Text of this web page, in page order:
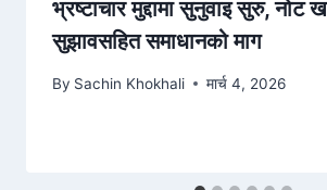
भ्रष्टाचार मुद्दामा सुनुवाइ सुरु, नोट
सुझावसहित समाधानको माग
By Sachin Khokhali मार्च 4, 2026